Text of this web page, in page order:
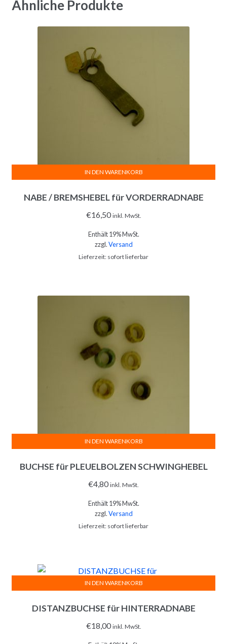
Ähnliche Produkte
NABE / BREMSHEBEL für VORDERRADNABE
€16,50 inkl. MwSt.
Enthält 19% MwSt.
zzgl.Versand
Lieferzeit: sofort lieferbar
IN DEN WARENKORB
BUCHSE für PLEUELBOLZEN SCHWINGHEBEL
€4,80 inkl. MwSt.
Enthält 19% MwSt.
zzgl.Versand
Lieferzeit: sofort lieferbar
IN DEN WARENKORB
DISTANZBUCHSE für HINTERRADNABE
€18,00 inkl. MwSt.
IN DEN WARENKORB